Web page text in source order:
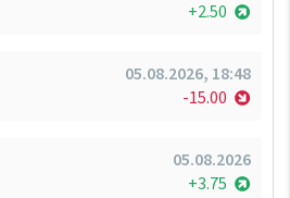
+2.50
05.08.2026, 18:48
-15.00
05.08.2026
+3.75